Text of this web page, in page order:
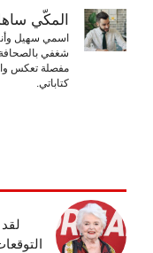
المكّي
اسمي سهيل
شغفي بالصحافة
مفصلة تعكس
كتاباتي.